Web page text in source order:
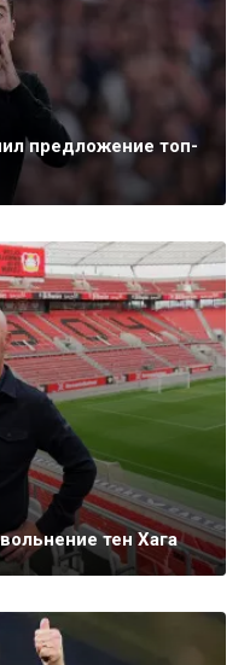
предложение топ-
тен Хага